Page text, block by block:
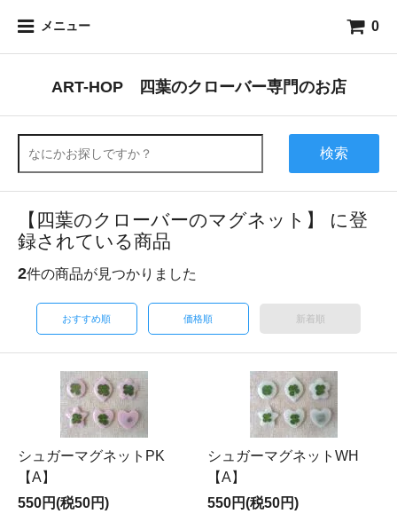
メニュー 0
ART-HOP 四葉のクローバー専門のお店
検索
【四葉のクローバーのマグネット】 に登
録されている商品
2件の商品が見つかりました
おすすめ順 価格順 新着順
シュガーマグネットPK
【A】
550円(税50円)
シュガーマグネットWH
【A】
550円(税50円)